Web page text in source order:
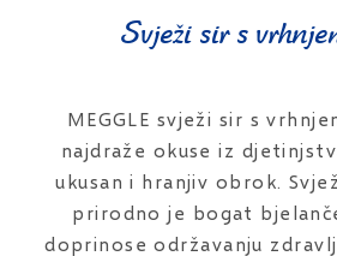
Svježi sir s
MEGGLE svježi sir s
najdraže okuse iz
ukusan i hranjiv obrok.
prirodno je bogat
doprinose održavanju